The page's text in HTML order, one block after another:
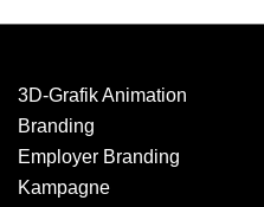
3D-Grafik Animation
Branding
Employer Branding
Kampagne